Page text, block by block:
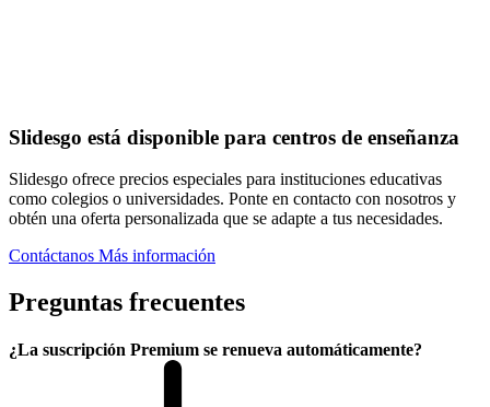
Slidesgo está disponible para centros de enseñanza
Slidesgo ofrece precios especiales para instituciones educativas
como colegios o universidades. Ponte en contacto con nosotros y
obtén una oferta personalizada que se adapte a tus necesidades.
Contáctanos Más información
Preguntas frecuentes
¿La suscripción Premium se renueva automáticamente?